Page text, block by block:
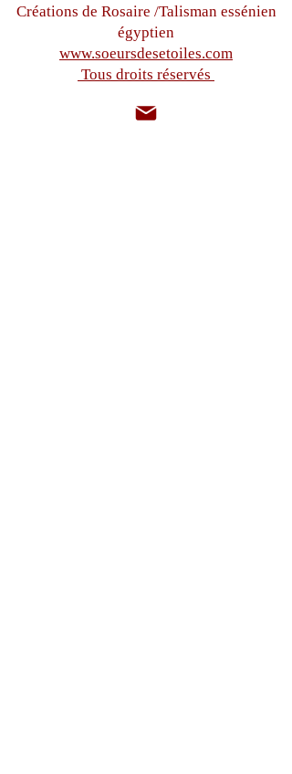
Créations de Rosaire /Talisman essénien
égyptien
www.soeursdesetoiles.com
Tous droits réservés